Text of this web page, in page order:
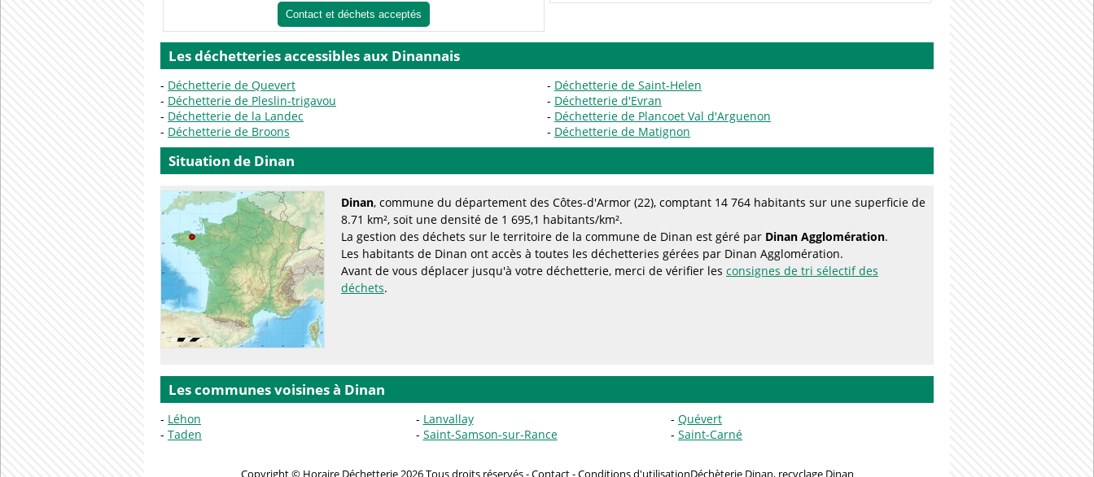
Contact et déchets acceptés
Les déchetteries accessibles aux Dinannais
Déchetterie de Quevert
Déchetterie de Saint-Helen
Déchetterie de Pleslin-trigavou
Déchetterie d'Evran
Déchetterie de la Landec
Déchetterie de Plancoet Val d'Arguenon
Déchetterie de Broons
Déchetterie de Matignon
Situation de Dinan
Dinan, commune du département des Côtes-d'Armor (22), comptant 14 764 habitants sur une superficie de
8.71 km², soit une densité de 1 695,1 habitants/km².
La gestion des déchets sur le territoire de la commune de Dinan est géré par Dinan Agglomération.
Les habitants de Dinan ont accès à toutes les déchetteries gérées par Dinan Agglomération.
Avant de vous déplacer jusqu'à votre déchetterie, merci de vérifier les consignes de tri sélectif des
déchets.
Les communes voisines à Dinan
Léhon Lanvallay
Quévert
Taden
Saint-Samson-sur-Rance Saint-Carné
Copyright © Horaire Déchetterie 2026 Tous droits réservés -Contact-Conditions d'utilisationDéchèterie Dinan, recyclage Dinan